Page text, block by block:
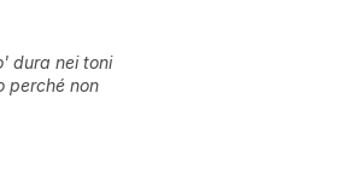
dura nei toni
perché non